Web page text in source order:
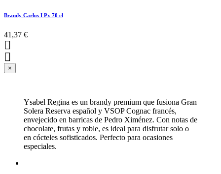
Brandy Carlos I Px 70 cl
41,37 €


×
Ysabel Regina es un brandy premium que fusiona Gran
Solera Reserva español y VSOP Cognac francés,
envejecido en barricas de Pedro Ximénez. Con notas de
chocolate, frutas y roble, es ideal para disfrutar solo o
en cócteles sofisticados. Perfecto para ocasiones
especiales.